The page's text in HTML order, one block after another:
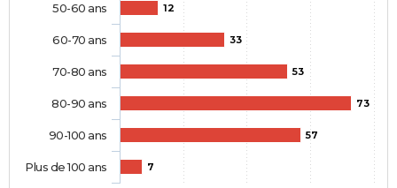
12
33
53
73
57
7
50-60 ans
60-70 ans
70-80 ans
80-90 ans
90-100 ans
Plus de 100 ans